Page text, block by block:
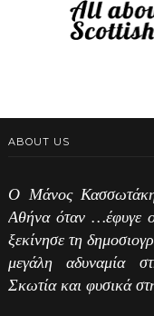
ABOUT US
Ο Μάνος
Αθήνα όταν …έφυγε
ξεκίνησε τη
μεγάλη αδυναμία
Σκωτία και φυσικά